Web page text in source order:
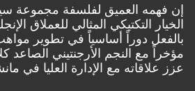
إن فهمه العميق لفلسفة مجموعة
الخيار التكتيكي المثالي للعملاق
بالفعل دوراً أساسياً في تطوير
مؤخراً مع النجم الأرجنتيني الصاعد
عزز علاقاته مع الإدارة العليا في